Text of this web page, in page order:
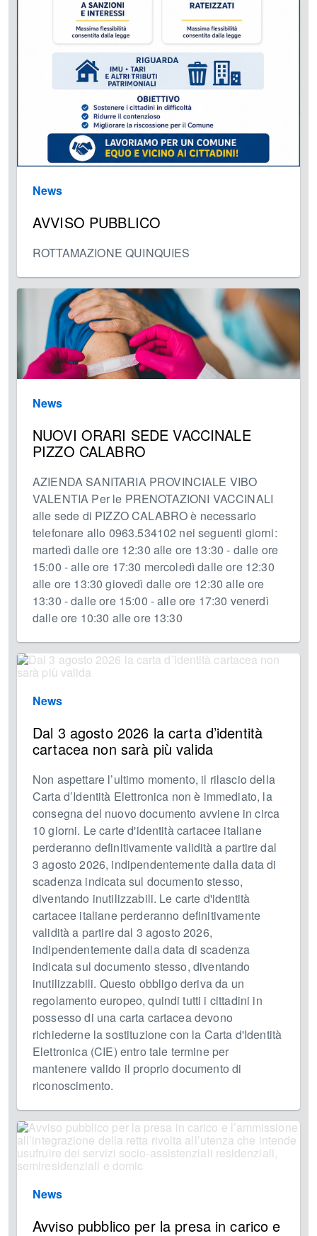
News
AVVISO PUBBLICO
ROTTAMAZIONE QUINQUIES
News
NUOVI ORARI SEDE VACCINALE
PIZZO CALABRO
AZIENDA SANITARIA PROVINCIALE VIBO
VALENTIA Per le PRENOTAZIONI VACCINALI
alle sede di PIZZO CALABRO è necessario
telefonare allo 0963.534102 nei seguenti giorni:
martedì dalle ore 12:30 alle ore 13:30 - dalle ore
15:00 - alle ore 17:30 mercoledì dalle ore 12:30
alle ore 13:30 giovedì dalle ore 12:30 alle ore
13:30 - dalle ore 15:00 - alle ore 17:30 venerdì
dalle ore 10:30 alle ore 13:30
News
Dal 3 agosto 2026 la carta d’identità
cartacea non sarà più valida
Non aspettare l’ultimo momento, il rilascio della
Carta d’Identità Elettronica non è immediato, la
consegna del nuovo documento avviene in circa
10 giorni. Le carte d'identità cartacee italiane
perderanno definitivamente validità a partire dal
3 agosto 2026, indipendentemente dalla data di
scadenza indicata sul documento stesso,
diventando inutilizzabili. Le carte d'identità
cartacee italiane perderanno definitivamente
validità a partire dal 3 agosto 2026,
indipendentemente dalla data di scadenza
indicata sul documento stesso, diventando
inutilizzabili. Questo obbligo deriva da un
regolamento europeo, quindi tutti i cittadini in
possesso di una carta cartacea devono
richiederne la sostituzione con la Carta d'Identità
Elettronica (CIE) entro tale termine per
mantenere valido il proprio documento di
riconoscimento.
News
Avviso pubblico per la presa in carico e